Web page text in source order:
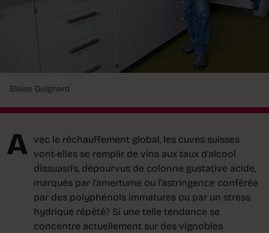
Blaise Guignard
A vec le réchauffement global, les cuves suisses
vont-elles se remplir de vins aux taux d’alcool
dissuasifs, dépourvus de colonne gustative acide,
marqués par l’amertume ou l’astringence conférée
par des polyphénols immatures ou par un stress
hydrique répété? Si une telle tendance se
concentre actuellement sur des vignobles